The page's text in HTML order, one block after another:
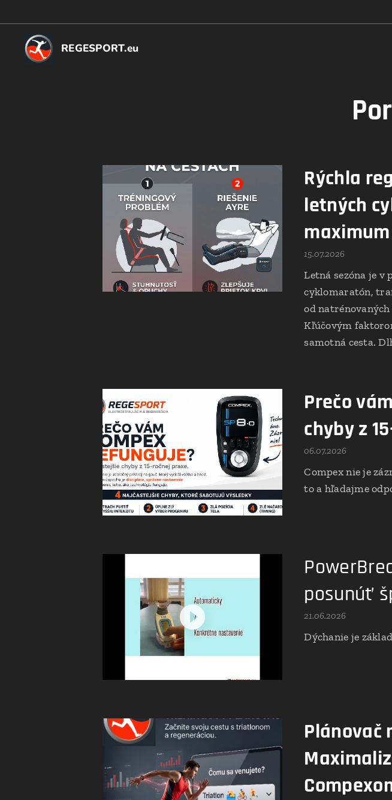
REGESPORT.eu
Rýchla
letných
15.07.2026
Letná sezóna je v
cyklomaratón,
od
Kľúčovým
samotná cesta.
Prečo
chyby z
06.07.2026
Compex nie je
to a hľadajme
posunúť
21.06.2026
Dýchanie je
Plánovač